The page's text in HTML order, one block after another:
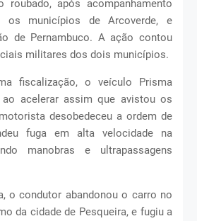
roubado, após acompanhamento
os municípios de Arcoverde, e
de Pernambuco. A ação contou
militares dos dois municípios.
fiscalização, o veículo Prisma
acelerar assim que avistou os
desobedeceu a ordem de
fuga em alta velocidade na
manobras e ultrapassagens
o condutor abandonou o carro no
da cidade de Pesqueira, e fugiu a